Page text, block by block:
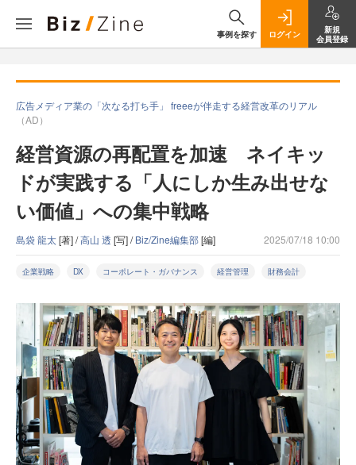
事例を探す ログイン
新規
会員登録
広告メディア業の「次なる打ち手」 freeeが伴走する経営改革のリアル
（AD）
経営資源の再配置を加速 ネイキッ
ドが実践する「人にしか生み出せな
い価値」への集中戦略
島袋 龍太[著] /高山 透 [写] /Biz/Zine編集部[編] 2025/07/18 10:00
企業戦略 DX コーポレート・ガバナンス 経営管理 財務会計